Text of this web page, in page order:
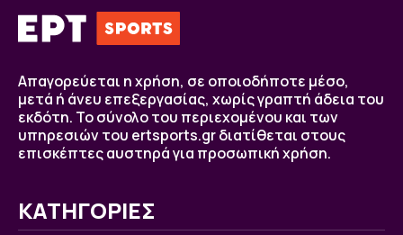
Απαγορεύεται η χρήση, σε οποιοδήποτε μέσο,
μετά ή άνευ επεξεργασίας, χωρίς γραπτή άδεια του
εκδότη. Το σύνολο του περιεχομένου και των
υπηρεσιών του ertsports.gr διατίθεται στους
επισκέπτες αυστηρά για προσωπική χρήση.
ΚΑΤΗΓΟΡΙΕΣ